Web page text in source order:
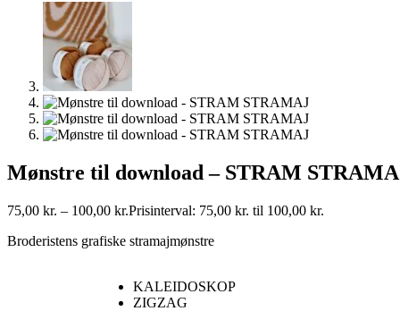
Mønstre til download – STRAM
75,00 kr. – 100,00 kr.Prisinterval: 75,00 kr. til 100,00 kr.
Broderistens grafiske stramajmønstre
KALEIDOSKOP
ZIGZAG